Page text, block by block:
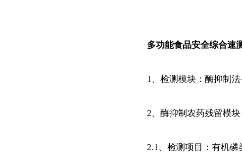
多功能食品安全综合速
1、检测模块：酶抑制 法
2、酶抑制 农药残留模块
2.1、检测项目：有机磷